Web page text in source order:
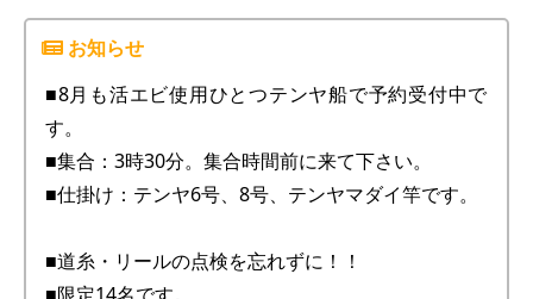
■8月も活エビ使用ひとつテンヤ船で予約受付中で
す。
■集合：3時30分。集合時間前に来て下さい。
■仕掛け：テンヤ6号、8号、テンヤマダイ竿です。
■道糸・リールの点検を忘れずに！！